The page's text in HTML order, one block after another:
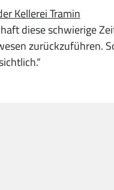
Kellerei Tramin
diese schwierige
zurückzuführen.